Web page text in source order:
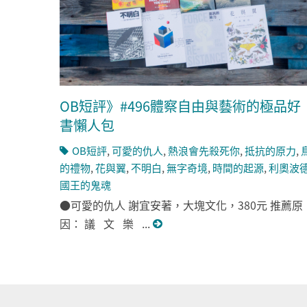
OB短評》#496體察自由與藝術的極品好
書懶人包
OB短評,可愛的仇人,熱浪會先殺死你,抵抗的原力,
的禮物,花與翼,不明白,無字奇境, 時間的起源,利奧波
國王的鬼魂
●可愛的仇人 謝宜安著，大塊文化，380元 推薦原
因： 議 文 樂 ...